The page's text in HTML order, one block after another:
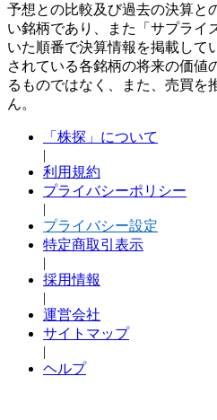
予想との比較及び過去の決算と
い銘柄であり、また「サプライ
いた順番で決算情報を掲載して
されている各銘柄の将来の価値
るものではなく、また、売買を
ん。
「株探」について
|
利用規約
プライバシーポリシー
|
プライバシー設定
特定商取引表示
|
採用情報
|
運営会社
サイトマップ
|
ヘルプ